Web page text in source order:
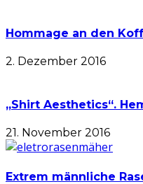
Hommage an den
2. Dezember 2016
„Shirt Aesthetics“.
21. November 2016
Extrem männliche